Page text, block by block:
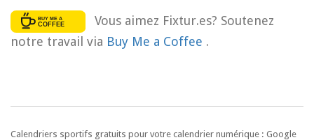
Vous aimez Fixtur.es? Soutenez
notre travail via Buy Me a Coffee .
Calendriers sportifs gratuits pour votre calendrier numérique : Google